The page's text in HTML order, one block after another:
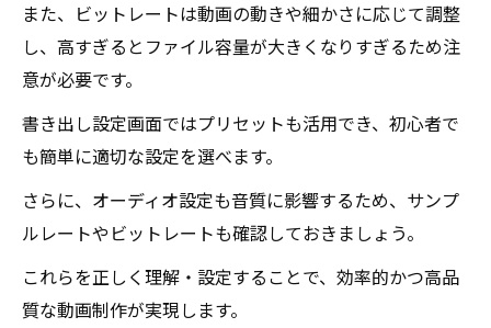
また、ビットレートは動画の動きや細かさに応じて調整
し、高すぎるとファイル容量が大きくなりすぎるため注
意が必要です。
書き出し設定画面ではプリセットも活用でき、初心者で
も簡単に適切な設定を選べます。
さらに、オーディオ設定も音質に影響するため、サンプ
ルレートやビットレートも確認しておきましょう。
これらを正しく理解・設定することで、効率的かつ高品
質な動画制作が実現します。